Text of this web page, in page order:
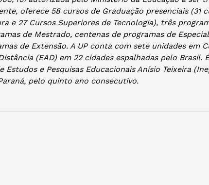
oferece 58 cursos de Graduação presenciais (31
e 27 Cursos Superiores de Tecnologia), três
de Mestrado, centenas de programas de
de Extensão. A UP conta com sete unidades em
(EAD) em 22 cidades espalhadas pelo Brasil.
e Pesquisas Educacionais Anísio Teixeira
pelo quinto ano consecutivo.